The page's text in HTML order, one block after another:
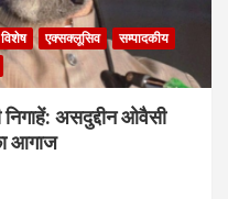
विशेष एक्सक्लूसिव
सम्पादकीय
असदुद्दीन ओवैसी
आगाज